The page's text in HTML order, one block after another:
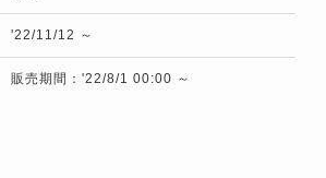
'22/11/12 ～
販売期間：'22/8/1 00:00 ～